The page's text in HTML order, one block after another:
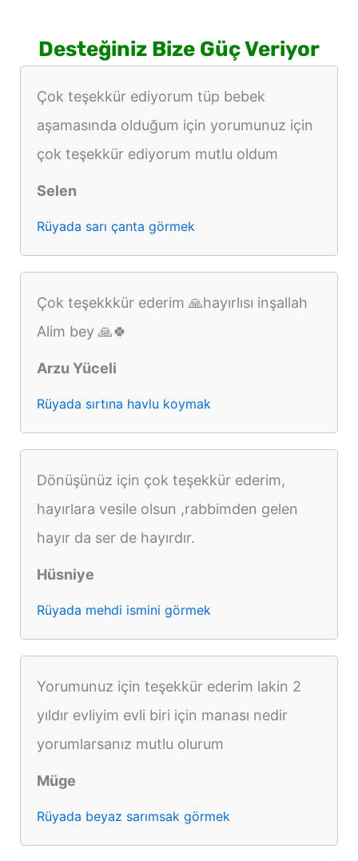
Desteğiniz Bize Güç Veriyor
Çok teşekkür ediyorum tüp bebek
aşamasında olduğum için yorumunuz için
çok teşekkür ediyorum mutlu oldum
Selen
Rüyada sarı çanta görmek
Çok teşekkkür ederim 🙏hayırlısı inşallah
Alim bey 🙏🍀
Arzu Yüceli
Rüyada sırtına havlu koymak
Dönüşünüz için çok teşekkür ederim,
hayırlara vesile olsun ,rabbimden gelen
hayır da ser de hayırdır.
Hüsniye
Rüyada mehdi ismini görmek
Yorumunuz için teşekkür ederim lakin 2
yıldır evliyim evli biri için manası nedir
yorumlarsanız mutlu olurum
Müge
Rüyada beyaz sarımsak görmek